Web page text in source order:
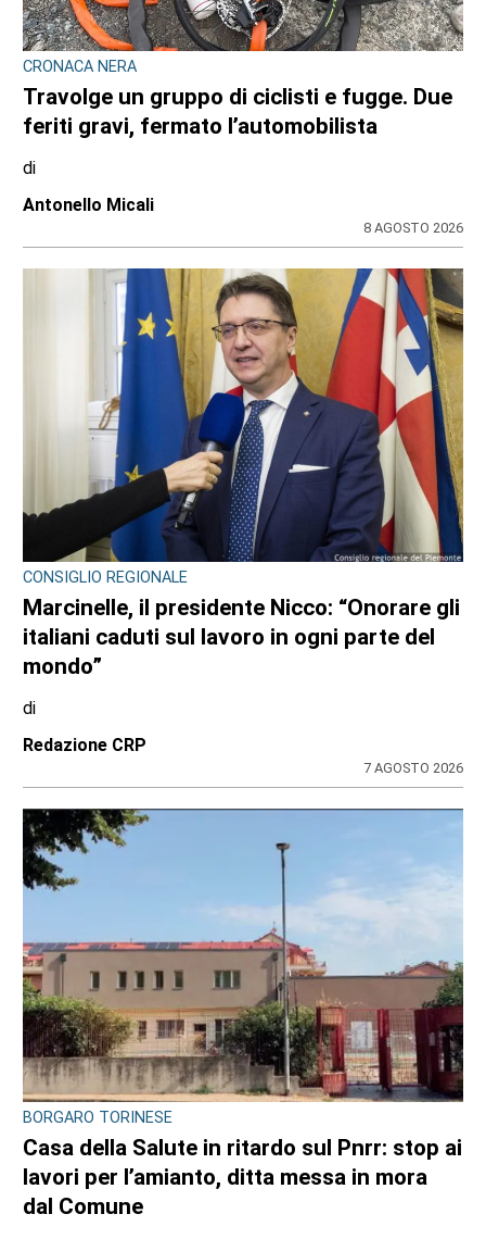
CRONACA NERA
Travolge un gruppo di ciclisti e fugge. Due
feriti gravi, fermato l’automobilista
di
Antonello Micali
8 AGOSTO 2026
CONSIGLIO REGIONALE
Marcinelle, il presidente Nicco: “Onorare gli
italiani caduti sul lavoro in ogni parte del
mondo”
di
Redazione CRP
7 AGOSTO 2026
BORGARO TORINESE
Casa della Salute in ritardo sul Pnrr: stop ai
lavori per l’amianto, ditta messa in mora
dal Comune